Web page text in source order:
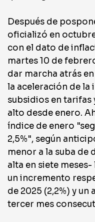
Después de
oficializó en
con el dato de
martes 10 de
dar marcha atrás
la aceleración de la
subsidios en tarifas
alto desde enero.
índice de enero
2,5%", según
menor a la suba de
alta en siete
un incremento
de 2025 (2,2%) y
tercer mes